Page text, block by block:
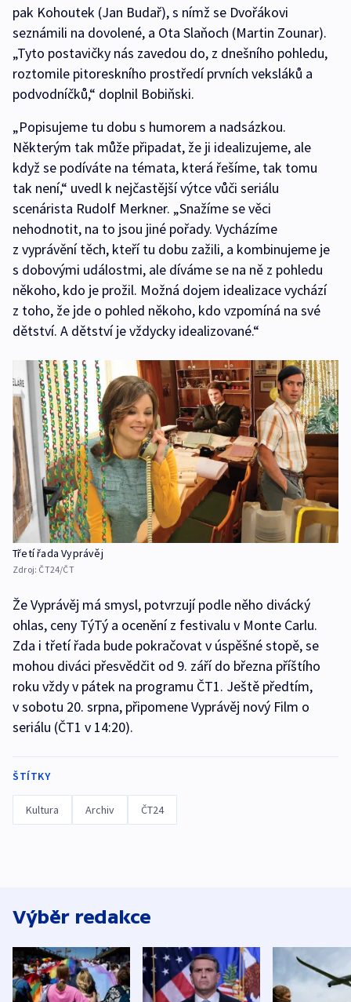
pak Kohoutek (Jan Budař), s nímž se Dvořákovi
seznámili na dovolené, a Ota Slaňoch (Martin Zounar).
„Tyto postavičky nás zavedou do, z dnešního pohledu,
roztomile pitoreskního prostředí prvních veksláků a
podvodníčků,“ doplnil Bobiňski.
„Popisujeme tu dobu s humorem a nadsázkou.
Některým tak může připadat, že ji idealizujeme, ale
když se podíváte na témata, která řešíme, tak tomu
tak není,“ uvedl k nejčastější výtce vůči seriálu
scenárista Rudolf Merkner. „Snažíme se věci
nehodnotit, na to jsou jiné pořady. Vycházíme
z vyprávění těch, kteří tu dobu zažili, a kombinujeme je
s dobovými událostmi, ale díváme se na ně z pohledu
někoho, kdo je prožil. Možná dojem idealizace vychází
z toho, že jde o pohled někoho, kdo vzpomíná na své
dětství. A dětství je vždycky idealizované.“
Třetí řada Vyprávěj
Zdroj: ČT24/ČT
Že Vyprávěj má smysl, potvrzují podle něho divácký
ohlas, ceny TýTý a ocenění z festivalu v Monte Carlu.
Zda i třetí řada bude pokračovat v úspěšné stopě, se
mohou diváci přesvědčit od 9. září do března příštího
roku vždy v pátek na programu ČT1. Ještě předtím,
v sobotu 20. srpna, připomene Vyprávěj nový Film o
seriálu (ČT1 v 14:20).
ŠTÍTKY
Kultura Archiv ČT24
Výběr redakce